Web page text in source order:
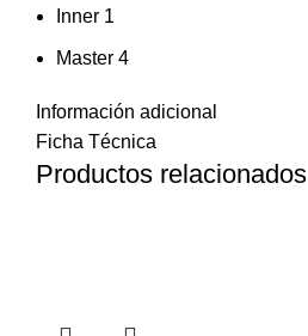
Inner 1
Master 4
Información adicional
Ficha Técnica
Productos relacionados